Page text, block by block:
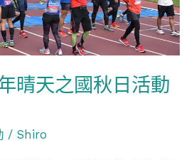
晴天之國秋日活動
/ Shiro